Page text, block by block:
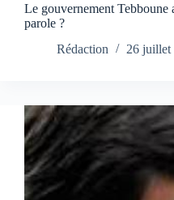
Le gouvernement Tebboune
parole ?
Rédaction
26 juillet